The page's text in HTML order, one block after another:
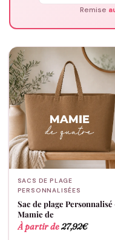
Remise
SACS DE PLAGE
PERSONNALISÉES
Sac de plage Personnalisé
Mamie de
À partir de27,92€